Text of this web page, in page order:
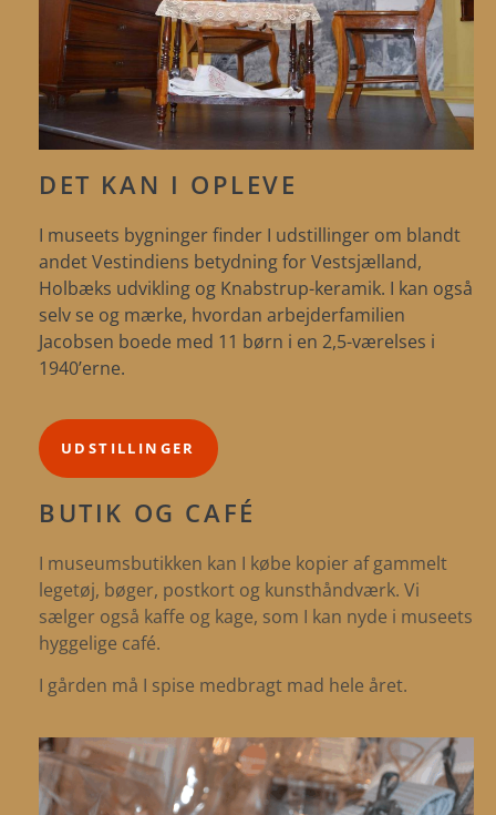
DET KAN I OPLEVE
I museets bygninger finder I udstillinger om blandt
andet Vestindiens betydning for Vestsjælland,
Holbæks udvikling og Knabstrup-keramik. I kan også
selv se og mærke, hvordan arbejderfamilien
Jacobsen boede med 11 børn i en 2,5-værelses i
1940’erne.
UDSTILLINGER
BUTIK OG CAFÉ
I museumsbutikken kan I købe kopier af gammelt
legetøj, bøger, postkort og kunsthåndværk. Vi
sælger også kaffe og kage, som I kan nyde i museets
hyggelige café.
I gården må I spise medbragt mad hele året.